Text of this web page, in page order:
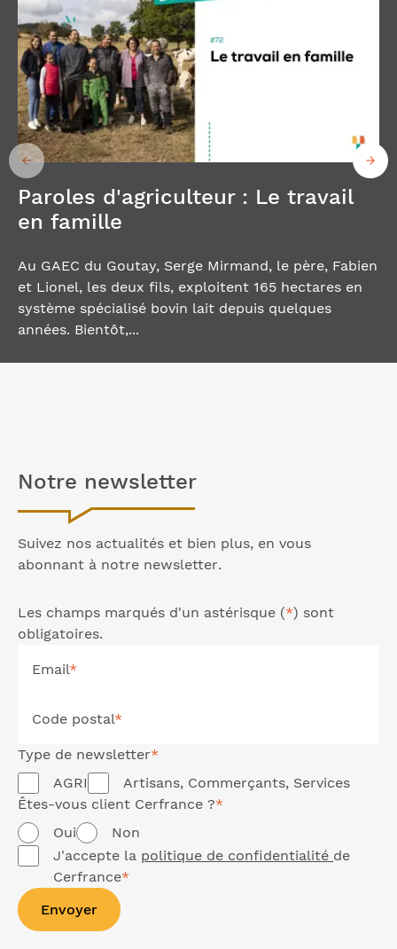
Paroles d'agriculteur : Le travail
en famille
Au GAEC du Goutay, Serge Mirmand, le père, Fabien
et Lionel, les deux fils, exploitent 165 hectares en
système spécialisé bovin lait depuis quelques
années. Bientôt,...
Notre newsletter
Suivez nos actualités et bien plus, en vous
abonnant à notre newsletter.
Les champs marqués d'un astérisque (*) sont
obligatoires.
Email*
Code postal*
Type de newsletter*
AGRI
Artisans, Commerçants, Services
Êtes-vous client Cerfrance ?*
Oui
Non
J'accepte la politique de confidentialité de
Cerfrance*
Envoyer